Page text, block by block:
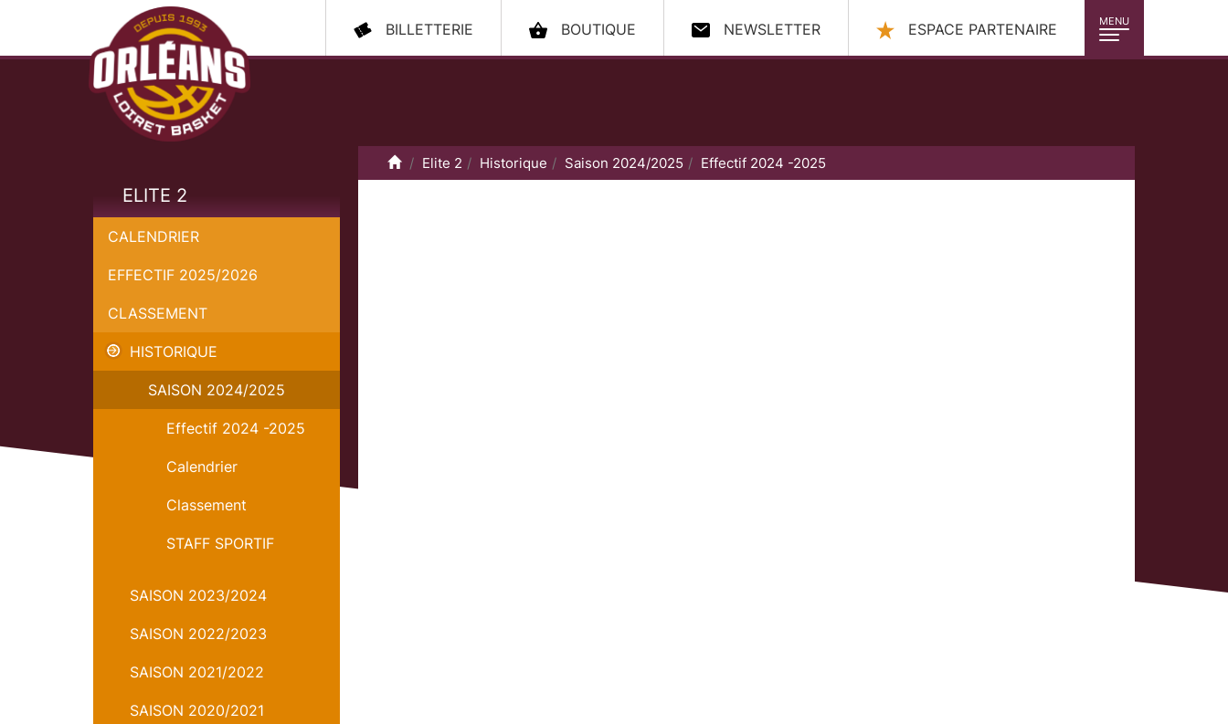
MENU
BILLETTERIE BOUTIQUE NEWSLETTER ESPACE PARTENAIRE
ELITE 2
CALENDRIER
EFFECTIF 2025/2026
CLASSEMENT
HISTORIQUE
SAISON 2024/2025
Effectif 2024 -2025
Calendrier
Classement
STAFF SPORTIF
SAISON 2023/2024
SAISON 2022/2023
SAISON 2021/2022
SAISON 2020/2021
Accueil
Elite 2 Historique Saison 2024/2025 Effectif 2024 -2025